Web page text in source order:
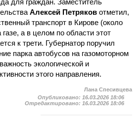
для граждан. Заместитель
Алексей Петряков отметил,
транспорт в Кирове (около
а в целом по области этот
к трети. Губернатор поручил
парка автобусов на газомоторном
экологической и
этого направления.
Лана Спесивцева
Опубликовано: 16.03.2026 18:06
Отредактировано: 16.03.2026 18:06